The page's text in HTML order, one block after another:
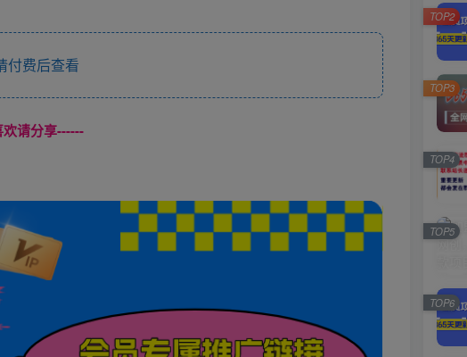
付费后查看
请分享------
TOP2
TOP3
TOP4
TOP5
TOP6